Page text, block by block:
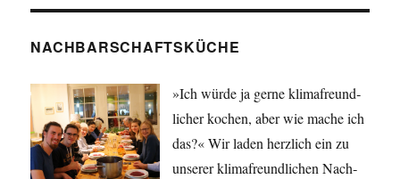
NACHBARSCHAFTSKÜCHE
»Ich würde ja gerne klima­freund­
licher kochen, aber wie mache ich
das?« Wir laden herzlich ein zu
unserer klima­freund­lichen Nach­